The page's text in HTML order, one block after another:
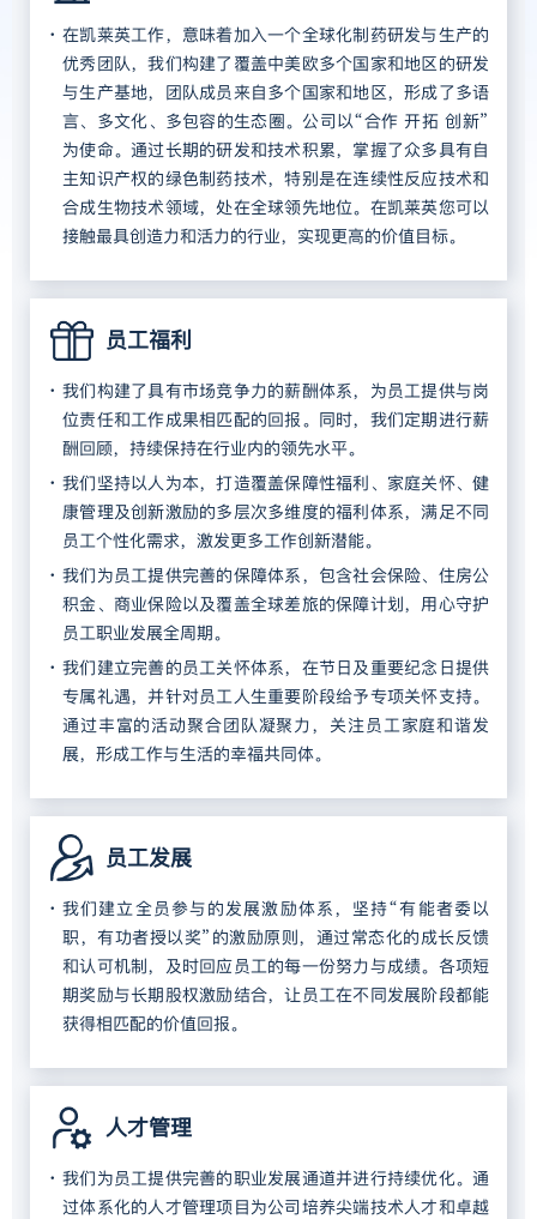
在凯莱英工作，意味着加入一个全球化制药研发与生产的
优秀团队，我们构建了覆盖中美欧多个国家和地区的研发
与生产基地，团队成员来自多个国家和地区，形成了多语
言、多文化、多包容的生态圈。公司以“合作 开拓 创新”
为使命。通过长期的研发和技术积累，掌握了众多具有自
主知识产权的绿色制药技术，特别是在连续性反应技术和
合成生物技术领域，处在全球领先地位。在凯莱英您可以
接触最具创造力和活力的行业，实现更高的价值目标。
员工福利
我们构建了具有市场竞争力的薪酬体系，为员工提供与岗
位责任和工作成果相匹配的回报。同时，我们定期进行薪
酬回顾，持续保持在行业内的领先水平。
我们坚持以人为本，打造覆盖保障性福利、家庭关怀、健
康管理及创新激励的多层次多维度的福利体系，满足不同
员工个性化需求，激发更多工作创新潜能。
我们为员工提供完善的保障体系，包含社会保险、住房公
积金、商业保险以及覆盖全球差旅的保障计划，用心守护
员工职业发展全周期。
我们建立完善的员工关怀体系，在节日及重要纪念日提供
专属礼遇，并针对员工人生重要阶段给予专项关怀支持。
通过丰富的活动聚合团队凝聚力，关注员工家庭和谐发
展，形成工作与生活的幸福共同体。
员工发展
我们建立全员参与的发展激励体系，坚持“有能者委以
职，有功者授以奖”的激励原则，通过常态化的成长反馈
和认可机制，及时回应员工的每一份努力与成绩。各项短
期奖励与长期股权激励结合，让员工在不同发展阶段都能
获得相匹配的价值回报。
人才管理
我们为员工提供完善的职业发展通道并进行持续优化。通
过体系化的人才管理项目为公司培养尖端技术人才和卓越